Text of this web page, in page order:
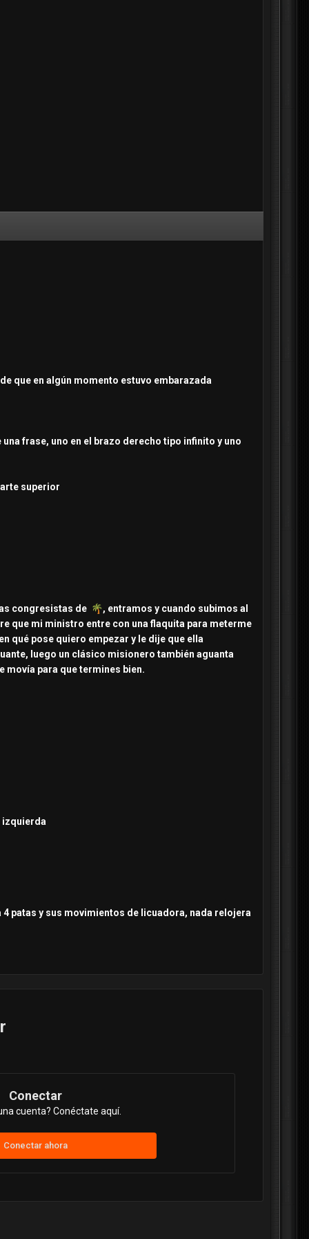
que en algún momento estuvo embarazada
frase, uno en el brazo derecho tipo infinito y uno
superior
congresistas de 🌴, entramos y cuando subimos al
que mi ministro entre con una flaquita para meterme
qué pose quiero empezar y le dije que ella
luego un clásico misionero también aguanta
movía para que termines bien.
izquierda
patas y sus movimientos de licuadora, nada relojera
Conectar
cuenta? Conéctate aquí.
Conectar ahora